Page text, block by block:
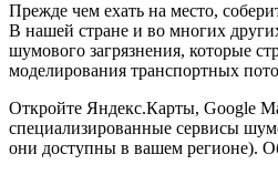
Прежде чем ехать на место,
В нашей стране и во многих
шумового загрязнения, которые
моделирования транспортных
Откройте Яндекс.Карты, Google
специализированные сервисы
они доступны в вашем регионе).